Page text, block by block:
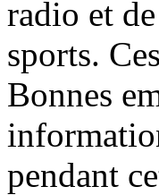
radio et
sports.
Bonnes
pendant